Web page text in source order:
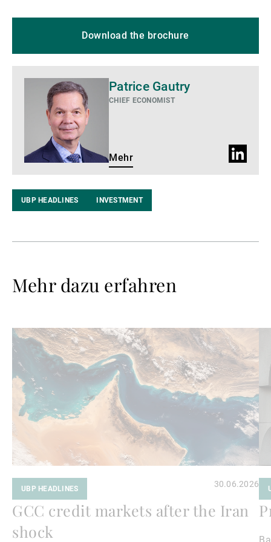
Download the brochure
Patrice Gautry
CHIEF ECONOMIST
Mehr
LinkedIn
UBP HEADLINES INVESTMENT
Mehr dazu erfahren
Weiterlesen
UBP HEADLINES 30.06.2026
GCC credit markets after the Iran
shock